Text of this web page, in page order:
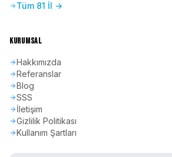
Tüm 81 İl →
KURUMSAL
Hakkımızda
Referanslar
Blog
SSS
İletişim
Gizlilik Politikası
Kullanım Şartları